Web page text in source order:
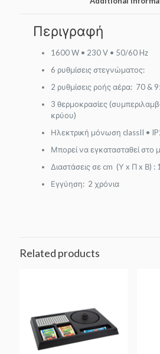
Περιγραφή
1600 W • 230 V • 50/60 Hz
6 ρυθμίσεις στεγνώματος:
2 ρυθμίσεις ροής αέρα: 70 &
3 θερμοκρασίες
κρύου)
Ηλεκτρική μόνωση classII •
Μπορεί να εγκατασταθεί στο
Διαστάσεις σε cm (Υ x Π x Β) :
Εγγύηση: 2 χρόνια
Related products